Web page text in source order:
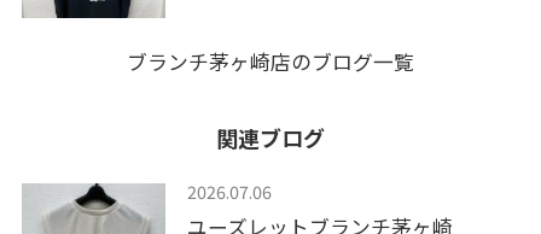
ブランチ茅ヶ崎店のブログ一覧
関連ブログ
2026.07.06
ユーズレットブランチ茅ヶ崎